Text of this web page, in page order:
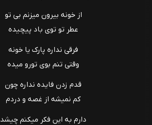
از خونه بیرون میزنم بی تو
عطر تو توی باد پیچیده
فرقی نداره پارک یا خونه
وقتی تنم بوی تورو میده
قدم زدن فایده نداره چون
کم نمیشه از غصه و دردم
دارم به این فکر میکنم چیشد